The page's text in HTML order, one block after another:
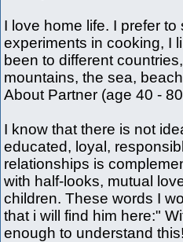
I love home life. I prefer
experiments in cooking, I
been to different
mountains, the sea,
About Partner (age 40 -
I know that there is not
educated, loyal,
relationships is
with half-looks, mutual
children. These words I
that i will find him here:"
enough to understand